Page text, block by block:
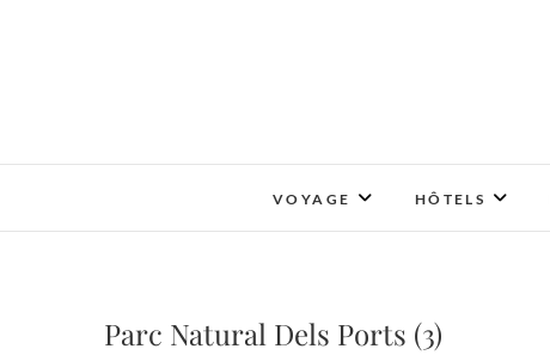
VOYAGE HÔTELS
Parc Natural Dels Ports (3)